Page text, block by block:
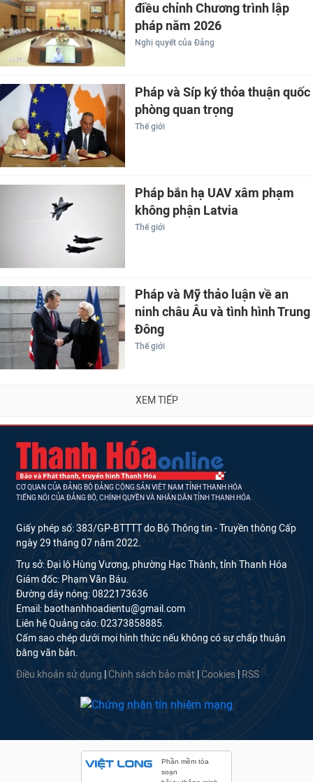
điều chỉnh Chương trình lập
pháp năm 2026
Nghị quyết của Đảng
Pháp và Síp ký thỏa thuận quốc
phòng quan trọng
Thế giới
Pháp bắn hạ UAV xâm phạm
không phận Latvia
Thế giới
Pháp và Mỹ thảo luận về an
ninh châu Âu và tình hình Trung
Đông
Thế giới
XEM TIẾP
CƠ QUAN CỦA ĐẢNG BỘ ĐẢNG CỘNG SẢN VIỆT NAM TỈNH THANH HÓA
TIẾNG NÓI CỦA ĐẢNG BỘ, CHÍNH QUYỀN VÀ NHÂN DÂN TỈNH THANH HÓA
Giấy phép số: 383/GP-BTTTT do Bộ Thông tin - Truyền thông Cấp
ngày 29 tháng 07 năm 2022.
Trụ sở: Đại lộ Hùng Vương, phường Hạc Thành, tỉnh Thanh Hóa
Giám đốc: Phạm Văn Báu.
Đường dây nóng: 0822173636
Email: baothanhhoadientu@gmail.com
Liên hệ Quảng cáo: 02373858885.
Cấm sao chép dưới mọi hình thức nếu không có sự chấp thuận
bằng văn bản.
Điều khoản sử dụng Chính sách bảo mật Cookies RSS
Phần mềm tòa
soạn